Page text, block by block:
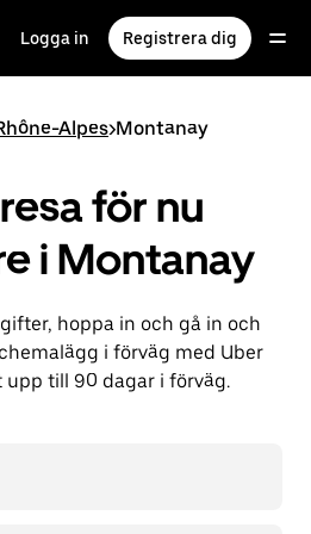
Logga in Registrera dig
Alpes>Montanay
för nu
i Montanay
hoppa in och gå in och
i förväg med Uber
upp till 90 dagar i förväg.